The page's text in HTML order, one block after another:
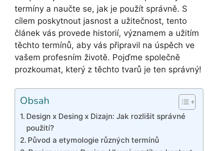
termíny a naučte se, jak je použít správně. S
cílem poskytnout jasnost a užitečnost, tento
článek vás provede historií, významem a užitím
těchto termínů, aby vás připravil na úspěch ve
vašem profesním životě. Pojďme společně
prozkoumat, který z těchto tvarů je ten správný!
Obsah
Design x Desing x Dizajn: Jak rozlišit správné
použití?
Původ a etymologie různých termínů